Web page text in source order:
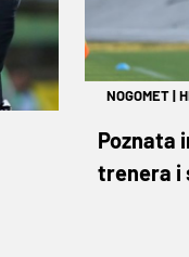
NOGOMET|
Poznata
trenera i